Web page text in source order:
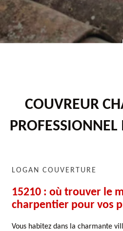
COUVREUR
LOGAN COUVERTURE
15210 : où trouver le
charpentier pour vos
Vous habitez dans la charmante